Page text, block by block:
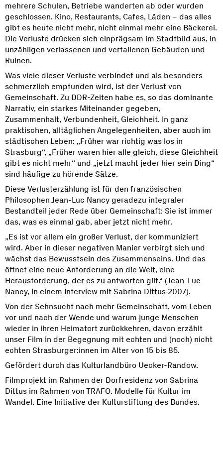
mehrere Schulen, Betriebe wanderten ab oder wurden
geschlossen. Kino, Restaurants, Cafes, Läden – das alles
gibt es heute nicht mehr, nicht einmal mehr eine Bäckerei.
Die Verluste drücken sich einprägsam im Stadtbild aus, in
unzähligen verlassenen und verfallenen Gebäuden und
Ruinen.
Was viele dieser Verluste verbindet und als besonders
schmerzlich empfunden wird, ist der Verlust von
Gemeinschaft. Zu DDR-Zeiten habe es, so das dominante
Narrativ, ein starkes Miteinander gegeben,
Zusammenhalt, Verbundenheit, Gleichheit. In ganz
praktischen, alltäglichen Angelegenheiten, aber auch im
städtischen Leben: „Früher war richtig was los in
Strasburg“, „Früher waren hier alle gleich, diese Gleichheit
gibt es nicht mehr“ und „jetzt macht jeder hier sein Ding“
sind häufige zu hörende Sätze.
Diese Verlusterzählung ist für den französischen
Philosophen Jean-Luc Nancy geradezu integraler
Bestandteil jeder Rede über Gemeinschaft: Sie ist immer
das, was es einmal gab, aber jetzt nicht mehr.
„Es ist vor allem ein großer Verlust, der kommuniziert
wird. Aber in dieser negativen Manier verbirgt sich und
wächst das Bewusstsein des Zusammenseins. Und das
öffnet eine neue Anforderung an die Welt, eine
Herausforderung, der es zu antworten gilt.“ (Jean-Luc
Nancy, in einem Interview mit Sabrina Dittus 2007).
Von der Sehnsucht nach mehr Gemeinschaft, vom Leben
vor und nach der Wende und warum junge Menschen
wieder in ihren Heimatort zurückkehren, davon erzählt
unser Film in der Begegnung mit echten und (noch) nicht
echten Strasburger:innen im Alter von 15 bis 85.
Gefördert durch das Kulturlandbüro Uecker-Randow.
Filmprojekt im Rahmen der Dorfresidenz von Sabrina
Dittus im Rahmen von TRAFO. Modelle für Kultur im
Wandel. Eine Initiative der Kulturstiftung des Bundes.